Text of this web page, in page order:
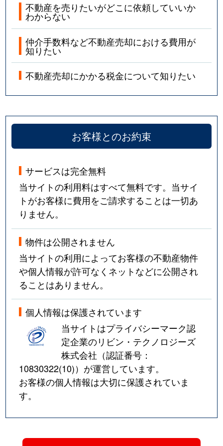
不動産を売りたいがどこに依頼していいか
わからない
仲介手数料など不動産売却における費用が
知りたい
不動産売却にかかる税金について知りたい
お客様とのお約束
サービスは完全無料
当サイトの利用料はすべて無料です。当サイ
トがお客様に費用をご請求することは一切あ
りません。
物件は公開されません
当サイトの利用によってお客様の不動産物件
や個人情報が許可なくネットなどに公開され
ることはありません。
個人情報は保護されています
当サイトはプライバシーマーク認
定企業のリビン・テクノロジーズ
株式会社（認証番号：
10830322(10)）が運営しています。
お客様の個人情報は大切に保護されていま
す。